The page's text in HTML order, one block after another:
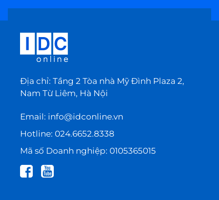
Địa chỉ: Tầng 2 Tòa nhà Mỹ Đình Plaza 2,
Nam Từ Liêm, Hà Nội
Email: info@idconline.vn
Hotline: 024.6652.8338
Mã số Doanh nghiệp: 0105365015